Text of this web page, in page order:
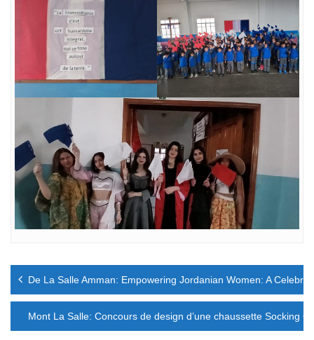
Navigation
l’article
De La Salle Amman: Empowering Jordanian Women: A
Mont La Salle: Concours de design d’une chaussette Socking